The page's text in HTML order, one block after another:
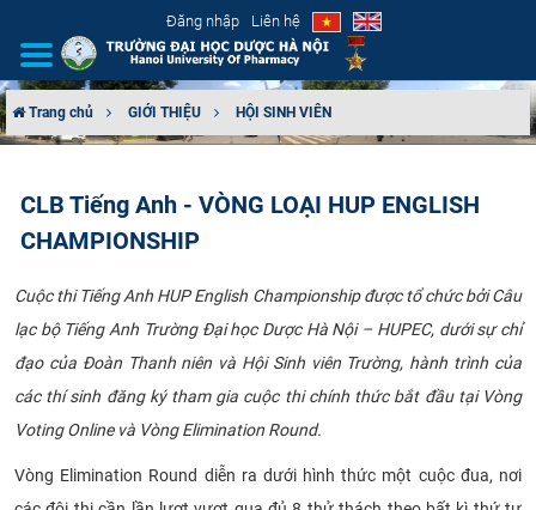
Đăng nhập Liên hệ
CƠ CẤU TỔ CHỨC
ĐÀO TẠO
ĐẢM BẢO CHẤT LƯỢNG
Trang chủ GIỚI THIỆU HỘI SINH VIÊN
CLB Tiếng Anh - VÒNG LOẠI HUP ENGLISH
CHAMPIONSHIP
Cuộc thi Tiếng Anh HUP English Championship được tổ chức bởi Câu
lạc bộ Tiếng Anh Trường Đại học Dược Hà Nội – HUPEC, dưới sự chỉ
đạo của Đoàn Thanh niên và Hội Sinh viên Trường, hành trình của
các thí sinh đăng ký tham gia cuộc thi chính thức bắt đầu tại Vòng
Voting Online và Vòng Elimination Round.
Vòng Elimination Round diễn ra dưới hình thức một cuộc đua, nơi